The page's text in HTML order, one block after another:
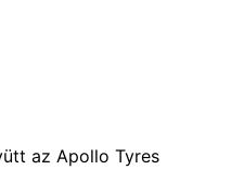
az Apollo Tyres